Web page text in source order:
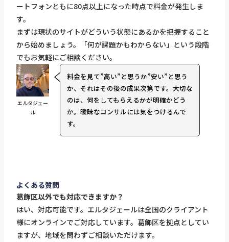
ートフォンともに80点以上になった時点で料金が発生しま
す。
まずは現状のサイトがどういう状態にあるかを把握すること
から始めましょう。「何が課題かもわからない」という段階
でもお気軽にご相談ください。
エルタジェー
ル
料金を見て”高い”と思うか”安い”と思う
か、それはその後の成果次第です。大切な
のは、何をしてもらえるかが明確かどう
か。曖昧なコンサルには気をつけるんで
す。
よくある質問
葛飾区以外でも対応できますか？
はい、対応可能です。エルタジェールは全国のクライアント
様にオンラインでご対応しています。葛飾区を拠点としてい
ますが、地域を問わずご相談いただけます。